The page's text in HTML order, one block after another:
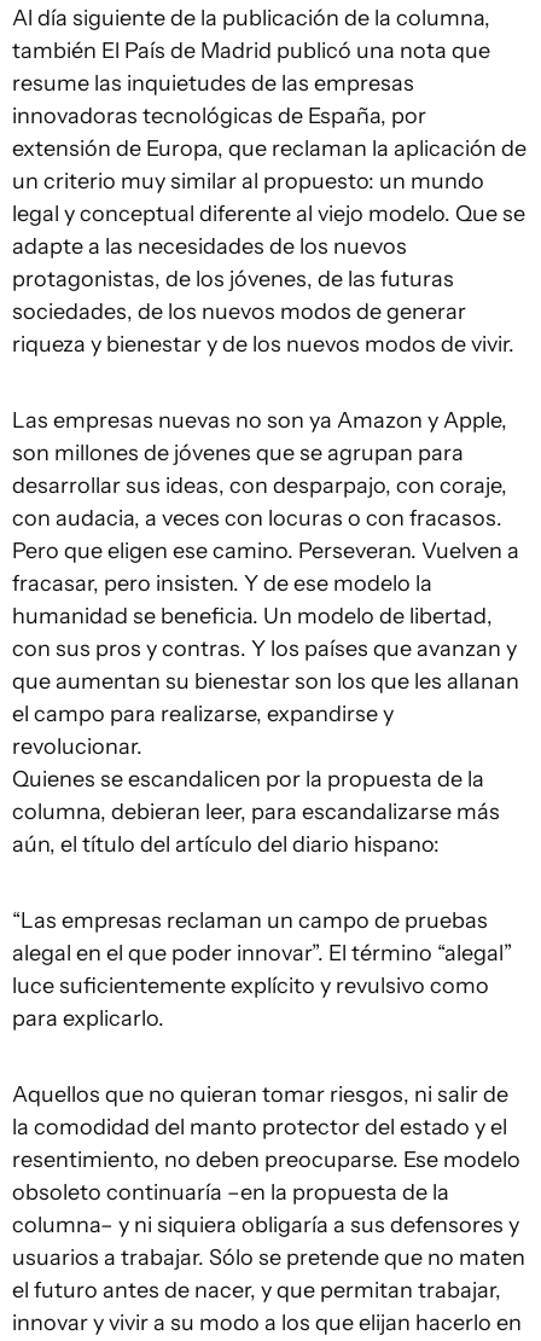
Al día siguiente de la publicación de la columna,
también El País de Madrid publicó una nota que
resume las inquietudes de las empresas
innovadoras tecnológicas de España, por
extensión de Europa, que reclaman la aplicación de
un criterio muy similar al propuesto: un mundo
legal y conceptual diferente al viejo modelo. Que se
adapte a las necesidades de los nuevos
protagonistas, de los jóvenes, de las futuras
sociedades, de los nuevos modos de generar
riqueza y bienestar y de los nuevos modos de vivir.
Las empresas nuevas no son ya Amazon y Apple,
son millones de jóvenes que se agrupan para
desarrollar sus ideas, con desparpajo, con coraje,
con audacia, a veces con locuras o con fracasos.
Pero que eligen ese camino. Perseveran. Vuelven a
fracasar, pero insisten. Y de ese modelo la
humanidad se beneficia. Un modelo de libertad,
con sus pros y contras. Y los países que avanzan y
que aumentan su bienestar son los que les allanan
el campo para realizarse, expandirse y
revolucionar.
Quienes se escandalicen por la propuesta de la
columna, debieran leer, para escandalizarse más
aún, el título del artículo del diario hispano:
“Las empresas reclaman un campo de pruebas
alegal en el que poder innovar”. El término “alegal”
luce suficientemente explícito y revulsivo como
para explicarlo.
Aquellos que no quieran tomar riesgos, ni salir de
la comodidad del manto protector del estado y el
resentimiento, no deben preocuparse. Ese modelo
obsoleto continuaría –en la propuesta de la
columna– y ni siquiera obligaría a sus defensores y
usuarios a trabajar. Sólo se pretende que no maten
el futuro antes de nacer, y que permitan trabajar,
innovar y vivir a su modo a los que elijan hacerlo en